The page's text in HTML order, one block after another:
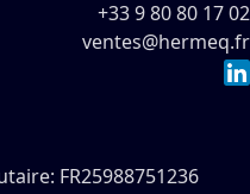
+33 9 80 80 17 02
ventes@hermeq.fr
FR25988751236